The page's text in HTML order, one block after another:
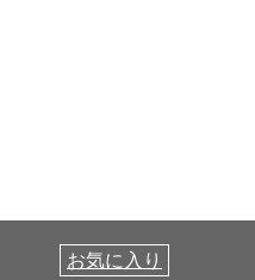
お気に入り